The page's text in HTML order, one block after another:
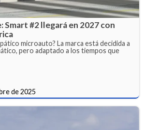
Smart #2 llegará en 2027 con
microauto? La marca está decidida a
pero adaptado a los tiempos que
de 2025